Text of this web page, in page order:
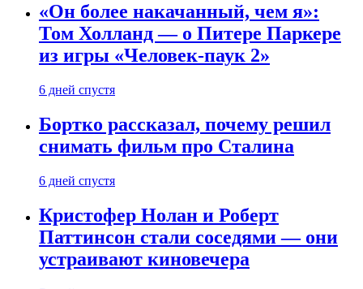
«Он более накачанный, чем я»:
Том Холланд — о Питере Паркере
из игры «Человек-паук 2»
6 дней спустя
Бортко рассказал, почему решил
снимать фильм про Сталина
6 дней спустя
Кристофер Нолан и Роберт
Паттинсон стали соседями — они
устраивают киновечера